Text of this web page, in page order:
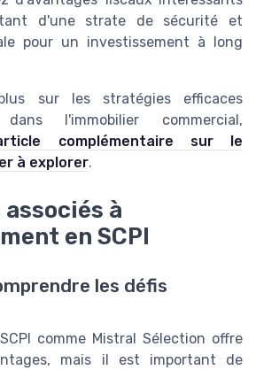
d'une strate de sécurité et
pour un investissement à long
sur les stratégies efficaces
dans l'immobilier commercial,
complémentaire sur le
à explorer.
à
en SCPI
les défis
comme Mistral Sélection offre
mais il est important de